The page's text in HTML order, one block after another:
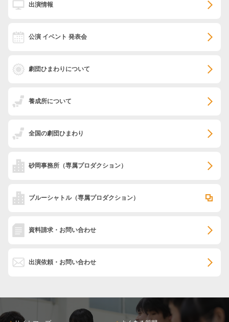
出演情報
公演 イベント 発表会
劇団ひまわりについて
養成所について
全国の劇団ひまわり
砂岡事務所 （専属プロダクション）
ブルーシャトル（専属プロダクション）
資料請求・お問い合わせ
出演依頼・お問い合わせ